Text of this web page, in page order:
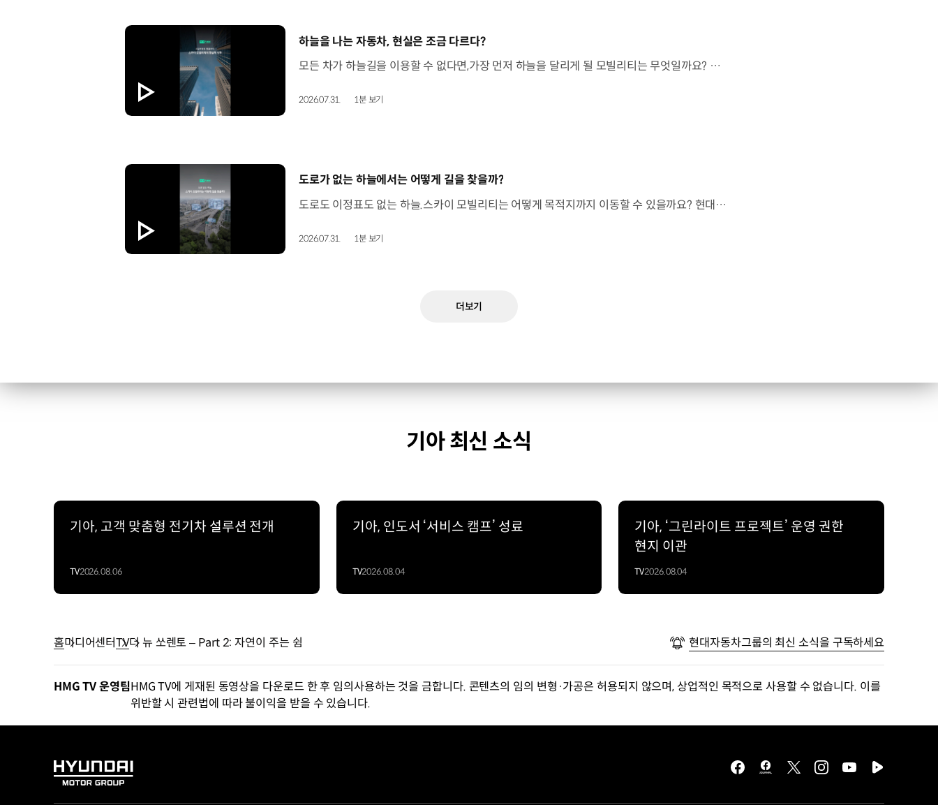
[동영상]
하늘을 나는 자동차, 현실은 조금 다르다?
모든 차가 하늘길을 이용할 수 없다면,가장 먼저 하늘을 달리게 될 모빌리티는 무엇일까요? 현대진행형 팟캐스트 EP.20에서 확인하세요.📻 #현대자동차그룹 #현대진행형 #모빌리티팟캐스트 #하늘길 #스카이모빌리티 #우주 #우주항공 #자율주행 #모빌리티
2026.07.31. 1분 보기
[동영상]
도로가 없는 하늘에서는 어떻게 길을 찾을까?
도로도 이정표도 없는 하늘.스카이 모빌리티는 어떻게 목적지까지 이동할 수 있을까요? 현대진행형 팟캐스트 EP.20에서 확인하세요.📻 #현대자동차그룹 #현대진행형 #모빌리티팟캐스트 #하늘길 #스카이모빌리티 #우주 #우주항공 #자율주행 #모빌리티
2026.07.31. 1분 보기
더보기
기아 최신 소식
기아, 고객 맞춤형 전기차 설루션 전개
TV2026.08.06
기아, 인도서 ‘서비스 캠프’ 성료
TV2026.08.04
기아, ‘그린라이트 프로젝트’ 운영 권한
현지 이관
TV2026.08.04
홈미디어센터TV더 뉴 쏘렌토 – Part 2: 자연이 주는 쉼 현대자동차그룹의 최신 소식을 구독하세요
HMG TV 운영팀HMG TV에 게재된 동영상을 다운로드 한 후 임의사용하는 것을 금합니다. 콘텐츠의 임의 변형·가공은 허용되지 않으며, 상업적인 목적으로 사용할 수 없습니다. 이를
위반할 시 관련법에 따라 불이익을 받을 수 있습니다.
HYUNDAI
facebook
hmg
twitterinstagramyoutubenaver